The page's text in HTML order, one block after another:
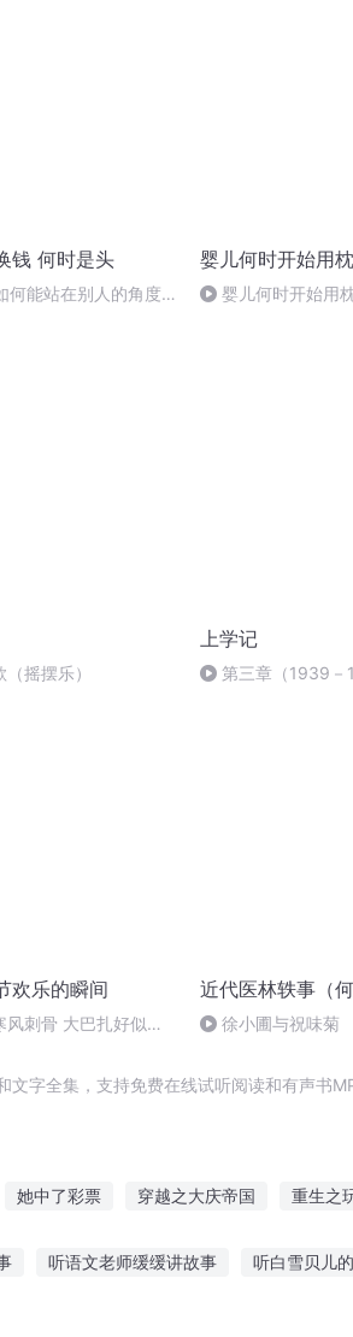
钱 何时是头
何能站在别人的角度
婴儿何时开始用
婴儿何时开始用
（摇摆乐）
上学记
第三章（1939－
欢乐的瞬间
风刺骨 大巴扎好似温
近代医林轶事（何
徐小圃与祝味菊
字全集，支持免费在线试听阅读和有声书
她中了彩票 穿越之大庆帝国 重生之
听语文老师缓缓讲故事 听白雪贝儿